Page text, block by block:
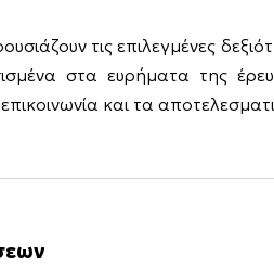
τις επιλεγμένες
στα ευρήματα της
και τα